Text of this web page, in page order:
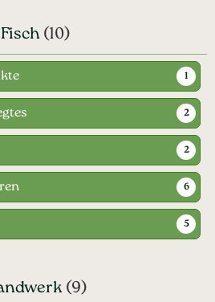
Fisch (10)
1
2
2
6
5
(9)